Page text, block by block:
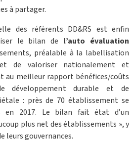
à partager.
des référents DD&RS est enfin
le bilan de l’auto évaluation
préalable à la labellisation
de valoriser nationalement et
au meilleur rapport bénéfices/coûts
développement durable et de
: près de 70 établissement se
en 2017. Le bilan fait état d’un
plus net des établissements », y
leurs gouvernances.